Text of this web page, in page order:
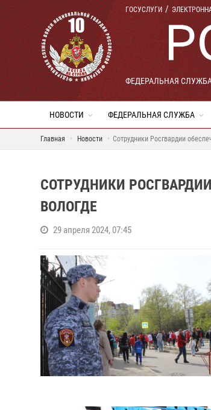
ГОСУСЛУГИ
ФЕДЕРАЛЬНАЯ
НОВОСТИ ФЕДЕРАЛЬНАЯ СЛУЖБА
Главная Новости Сотрудники Росгвардии
СОТРУДНИКИ
ВОЛОГДЕ
29 апреля 2024, 07:45